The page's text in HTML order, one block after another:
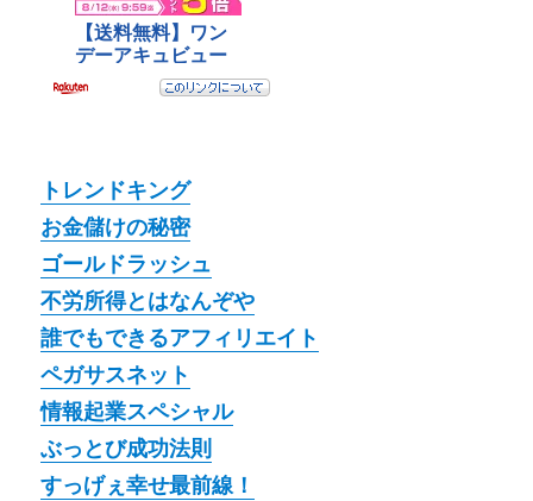
トレンドキング
お金儲けの秘密
ゴールドラッシュ
不労所得とはなんぞや
誰でもできるアフィリエイト
ペガサスネット
情報起業スペシャル
ぶっとび成功法則
すっげぇ幸せ最前線！